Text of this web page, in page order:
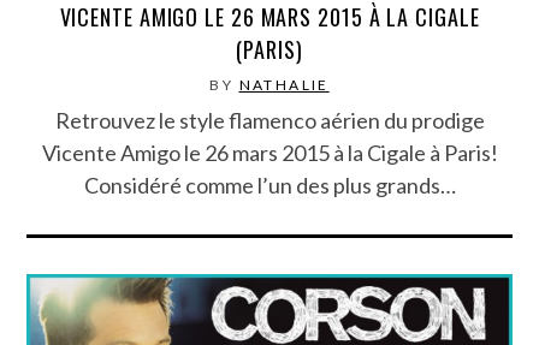
VICENTE AMIGO LE 26 MARS 2015 À LA CIGALE
(PARIS)
BY NATHALIE
Retrouvez le style flamenco aérien du prodige
Vicente Amigo le 26 mars 2015 à la Cigale à Paris!
Considéré comme l’un des plus grands…